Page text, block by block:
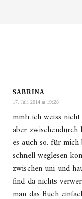
SABRINA
17. Juli 2014 at 19:28
mmh ich weiss
aber
es auch so. für
schnell weglesen
zwischen uni und
find da nichts
man das Buch